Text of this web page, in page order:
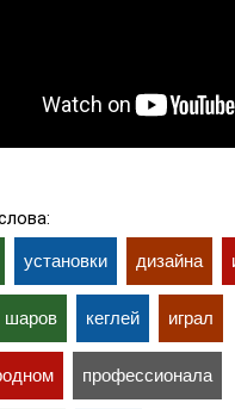
установки дизайна
шаров кеглей играл
профессионала